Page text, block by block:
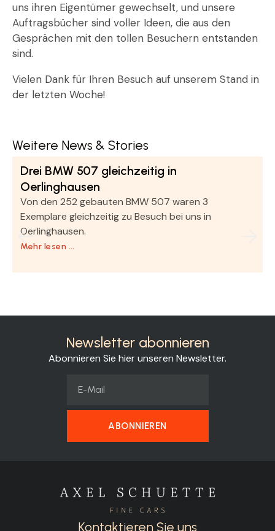
uns ihren Eigentümer gewechselt, und unsere
Auftragsbücher sind voller Ideen, die aus den
Gesprächen mit den tollen Besuchern entstanden
sind.
Vielen Dank für Ihren Besuch auf unserem Stand in
der letzten Woche!
Weitere News & Stories
Drei BMW 507 gleichzeitig in
Oerlinghausen
Von den 252 gebauten BMW 507 waren 3
Exemplare gleichzeitig zu Besuch bei uns in
Oerlinghausen.
Mehr lesen …
Newsletter abonnieren
Abonnieren Sie hier unseren Newsletter.
ABONNIEREN
Kontaktieren Sie uns